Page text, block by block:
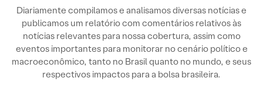
Diariamente compilamos e analisamos diversas notícias e
publicamos um relatório com comentários relativos às
notícias relevantes para nossa cobertura, assim como
eventos importantes para monitorar no cenário político e
macroeconômico, tanto no Brasil quanto no mundo, e seus
respectivos impactos para a bolsa brasileira.